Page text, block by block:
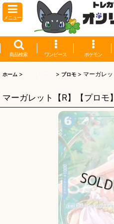
メニュー
商品検索 ワンピース ポケモン
ホーム > > プロモ > マーガレッ
マーガレット【R】【プロモ